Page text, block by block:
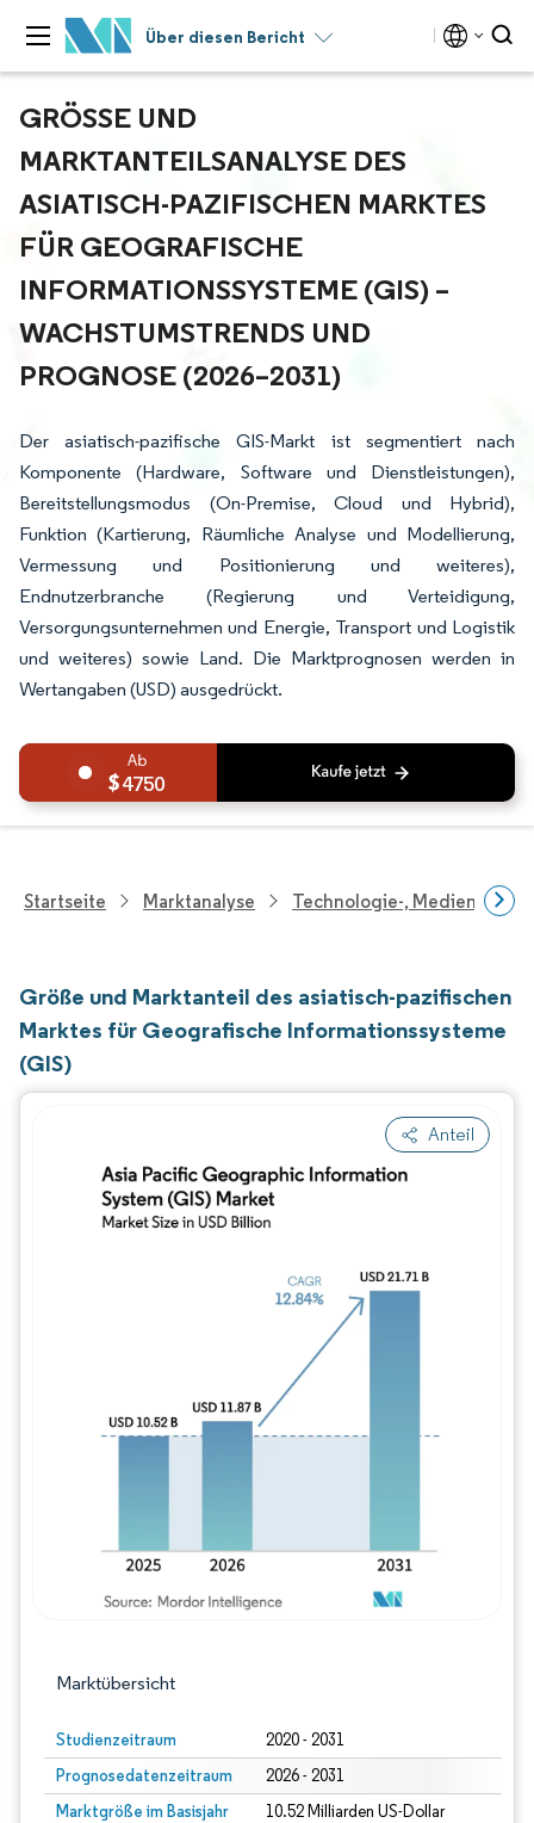
Über diesen Bericht
GRÖSSE UND M
ARKTANTEILSANALYSE DES A
SIATISCH-PAZIFISCHEN MARKTES F
ÜR GEOGRAFISCHE I
NFORMATIONSSYSTEME (GIS) – W
ACHSTUMSTRENDS UND P
ROGNOSE (2026–2031)
Der asiatisch-pazifische GIS-Markt ist segmentiert nach
Komponente (Hardware, Software und Dienstleistungen),
Bereitstellungsmodus (On-Premise, Cloud und Hybrid),
Funktion (Kartierung, Räumliche Analyse und Modellierung,
Vermessung und Positionierung und weiteres),
Endnutzerbranche (Regierung und Verteidigung,
Versorgungsunternehmen und Energie, Transport und Logistik
und weiteres) sowie Land. Die Marktprognosen werden in
Wertangaben (USD) ausgedrückt.
4750
Startseite Marktanalyse Technologie-, Medien- Und
Größe und Marktanteil des asiatisch-pazifischen
Marktes für Geografische Informationssysteme
(GIS)
Anteil
Marktübersicht
Studienzeitraum 2020 - 2031
Prognosedatenzeitraum 2026 - 2031
Marktgröße im Basisjahr
10.52 Milliarden US-Dollar
Bild © Mordor Intelligence.